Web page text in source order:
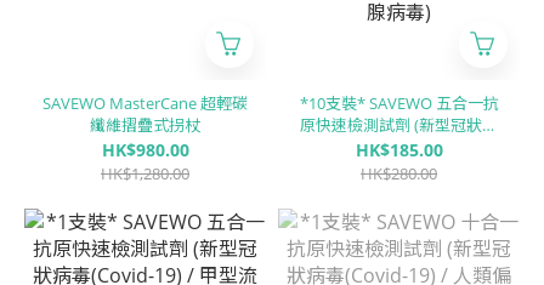
SAVEWO MasterCane 超輕碳
纖維摺疊式拐杖
HK$980.00
HK$1,280.00
*10支裝* SAVEWO 五合一抗
原快速檢測試劑 (新型冠狀病
毒(Covid-19) / 甲型流感病毒
(Influenza A) / 乙型流感病毒
胞病毒 / ADV腺病毒)
HK$185.00
HK$280.00